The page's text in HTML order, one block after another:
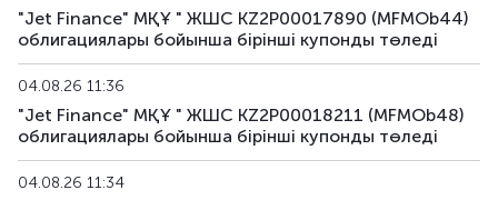
MFMOb39 KZ2P00016876 альтернативті
MFMOb40 KZ2P00016785 альтернативті
MFMOb41 KZ2P00016793 альтернативті
"Jet Finance" МҚҰ " ЖШС KZ2P00017890 (MFMOb44)
облигациялары бойынша бірiнші купонды төледі
04.08.26 11:36
"Jet Finance" МҚҰ " ЖШС KZ2P00018211 (MFMOb48)
облигациялары бойынша бірiнші купонды төледі
04.08.26 11:34